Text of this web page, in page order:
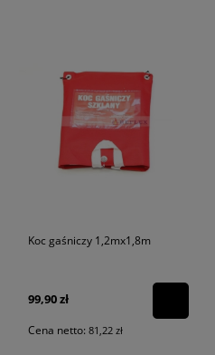
Koc gaśniczy 1,2mx1,8m
99,90 zł
Cena netto: 81,22 zł